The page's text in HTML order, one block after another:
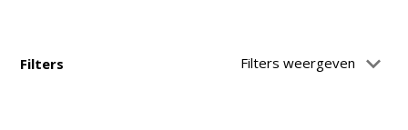
Filters Filters weergeven